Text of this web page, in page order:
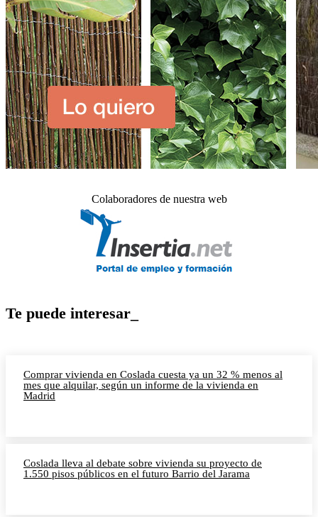
Colaboradores de nuestra web
Te puede interesar_
Comprar vivienda en Coslada cuesta ya un 32 % menos al
mes que alquilar, según un informe de la vivienda en
Madrid
Coslada lleva al debate sobre vivienda su proyecto de
1.550 pisos públicos en el futuro Barrio del Jarama